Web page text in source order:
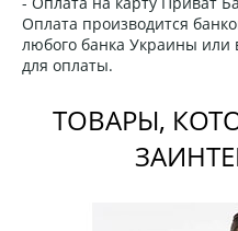
Оплата производится
любого банка Украины
для оплаты.
ТОВАРЫ,